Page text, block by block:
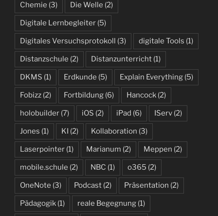
Chemie (3) Die Welle (2)
Digitale Lernbegleiter (5)
Digitales Versuchsprotokoll (3) digitale Tools (1)
Distanzschule (2) Distanzunterricht (1)
DKMS (1) Erdkunde (5) Explain Everything (5)
Fobizz (2) Fortbildung (6) Hancock (2)
holobuilder (7) iOS (2) iPad (6) IServ (2)
Jones (1) KI (2) Kollaboration (3)
Laserpointer (1) Marianum (2) Meppen (2)
mobile.schule (2) NBC (1) o365 (2)
OneNote (3) Podcast (2) Präsentation (2)
Pädagogik (1) reale Begegnung (1)